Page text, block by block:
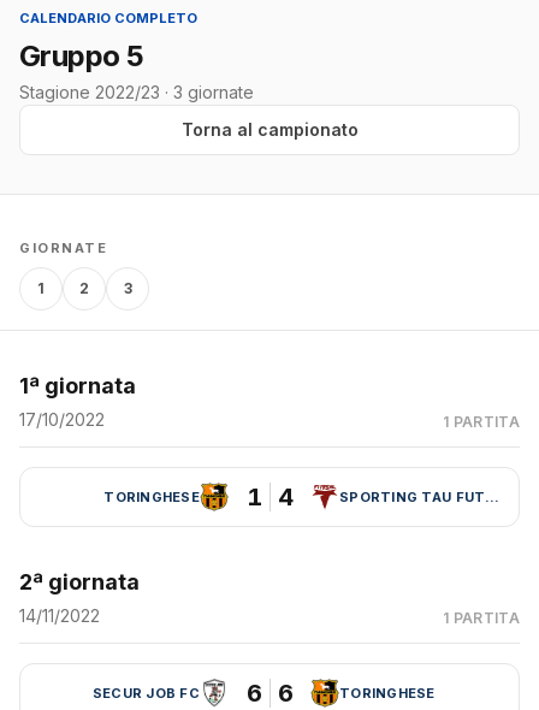
CALENDARIO COMPLETO
Gruppo 5
Stagione 2022/23 · 3 giornate
Torna al campionato
GIORNATE
1 2 3
1ª giornata
17/10/2022 1 PARTITA
TORINGHESE 1 4 SPORTING TAU FUTSAL
2ª giornata
14/11/2022 1 PARTITA
SECUR JOB FC 6 6 TORINGHESE